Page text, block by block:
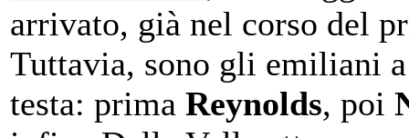
arrivato, già nel corso del
Tuttavia, sono gli emiliani
testa: prima Reynolds, poi